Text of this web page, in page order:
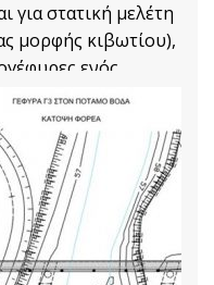
στατική μελέτη
μορφής κιβωτίου),
ενός
Στατικές Μελέτες